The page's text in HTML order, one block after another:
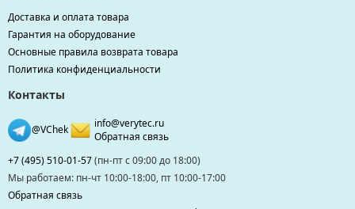
Доставка и оплата товара
Гарантия на оборудование
Основные правила возврата товара
Политика конфиденциальности
Контакты
@VChek
info@verytec.ru
Обратная связь
+7 (495) 510-01-57(пн-пт с 09:00 до 18:00)
Мы работаем: пн-чт 10:00-18:00, пт 10:00-17:00
Обратная связь